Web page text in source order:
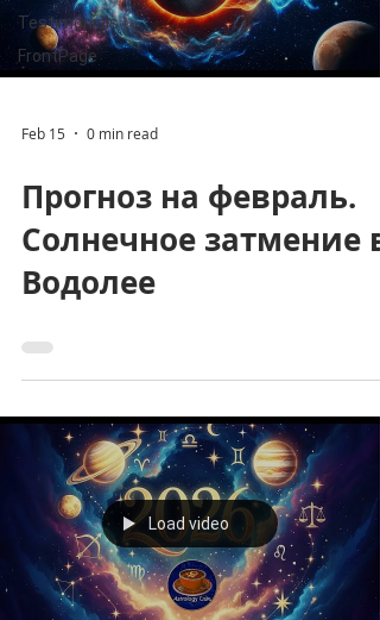
Testimonials
FrontPage
Feb 15 0 min read
Прогноз на февраль.
Солнечное затмение в
Водолее
Load video